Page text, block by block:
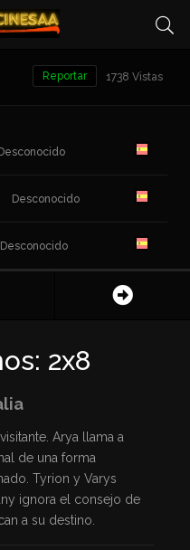
1738 Vistas
Reportar
Desconocido
Desconocido
Desconocido
2x8
Arya llama a
de una forma
Tyrion y Varys
ignora el consejo de
a su destino.